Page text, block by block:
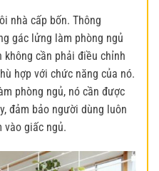
nhà cấp bốn. Thông
gác lửng làm phòng ngủ
không cần phải điều chỉnh
hợp với chức năng của nó.
phòng ngủ, nó cần được
đảm bảo người dùng luôn
vào giấc ngủ.